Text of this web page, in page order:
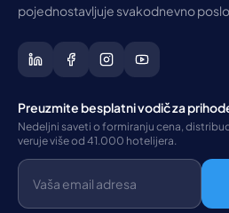
pojednostavljuje svakodnevno
Preuzmite besplatni vodič za
Nedeljni saveti o formiranju cena,
veruje više od 41.000 hotelijera.